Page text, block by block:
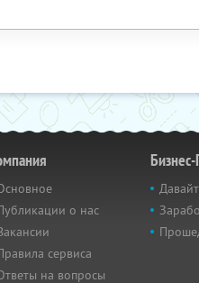
о нас
сервиса
на вопросы